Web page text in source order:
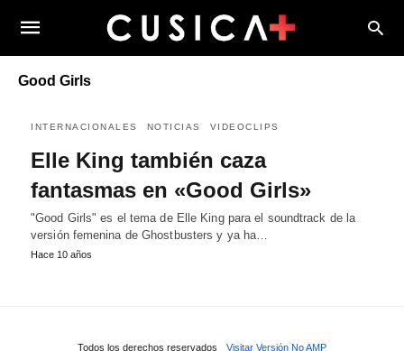
Good Girls
INTERNACIONALES NOTICIAS VIDEOCLIPS
Elle King también caza
fantasmas en «Good Girls»
"Good Girls" es el tema de Elle King para el soundtrack de la
versión femenina de Ghostbusters y ya ha…
Hace 10 años
Todos los derechos reservados Visitar Versión No AMP